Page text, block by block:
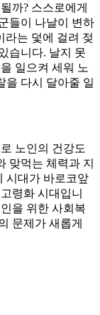
까? 스스로에게
들이 나날이 변하
라는 덫에 걸려 젖
습니다. 날지 못
일으켜 세워 노
을 다시 달아줄 일
노인의 건강도
맞먹는 체력과 지
시대가 바로코앞
령화 시대입니
을 위한 사회복
문제가 새롭게